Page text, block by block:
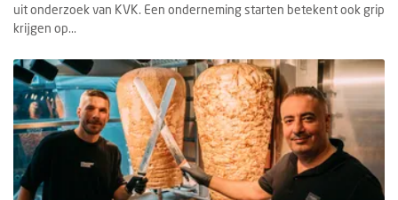
uit onderzoek van KVK. Een onderneming starten betekent ook grip
krijgen op...